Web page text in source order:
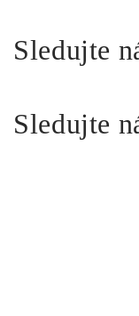
Sledujte
Sledujte